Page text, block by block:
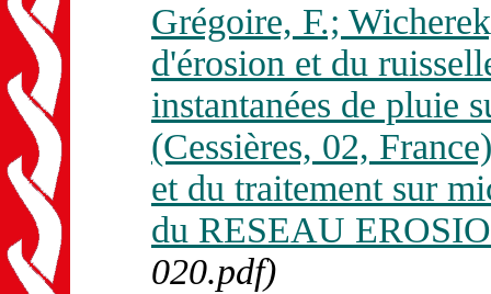
Grégoire, F.;
d'érosion et du
instantanées de pluie
(Cessières, 02,
et du traitement sur
du RESEAU
020.pdf)